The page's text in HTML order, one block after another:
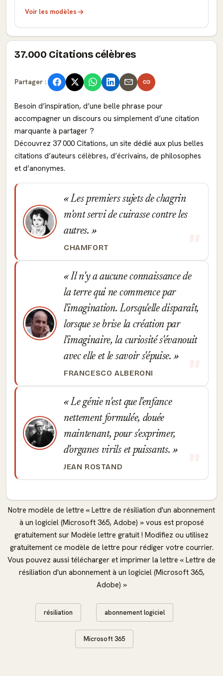
Voir les modèles
37.000 Citations célèbres
Partager :
Besoin d’inspiration, d’une belle phrase pour
accompagner un discours ou simplement d’une citation
marquante à partager ?
Découvrez 37 000 Citations, un site dédié aux plus belles
citations d’auteurs célèbres, d’écrivains, de philosophes
et d’anonymes.
Les premiers sujets de chagrin
m'ont servi de cuirasse contre les
autres.
CHAMFORT
Il n'y a aucune connaissance de
la terre qui ne commence par
l'imagination. Lorsqu'elle disparaît,
lorsque se brise la création par
l'imaginaire, la curiosité s'évanouit
avec elle et le savoir s'épuise.
FRANCESCO ALBERONI
Le génie n'est que l'enfance
nettement formulée, douée
maintenant, pour s'exprimer,
d'organes virils et puissants.
JEAN ROSTAND
Notre modèle de lettre « Lettre de résiliation d'un abonnement
à un logiciel (Microsoft 365, Adobe) » vous est proposé
gratuitement sur Modèle lettre gratuit ! Modifiez ou utilisez
gratuitement ce modèle de lettre pour rédiger votre courrier.
Vous pouvez aussi télécharger et imprimer la lettre « Lettre de
résiliation d'un abonnement à un logiciel (Microsoft 365,
Adobe) »
résiliation abonnement logiciel
Microsoft 365